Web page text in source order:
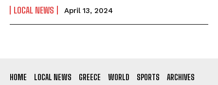
LOCAL NEWS April 13, 2024
HOME LOCAL NEWS GREECE WORLD SPORTS
ARCHIVES